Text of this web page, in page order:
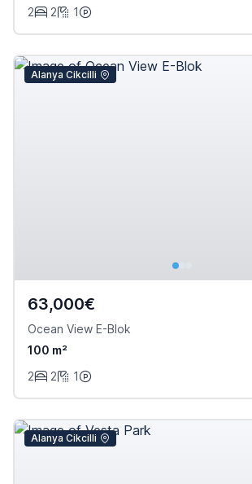
2
2 1
Alanya Cikcilli
63,000€
Ocean View E-Blok
100 m²
2
2 1
Alanya Cikcilli